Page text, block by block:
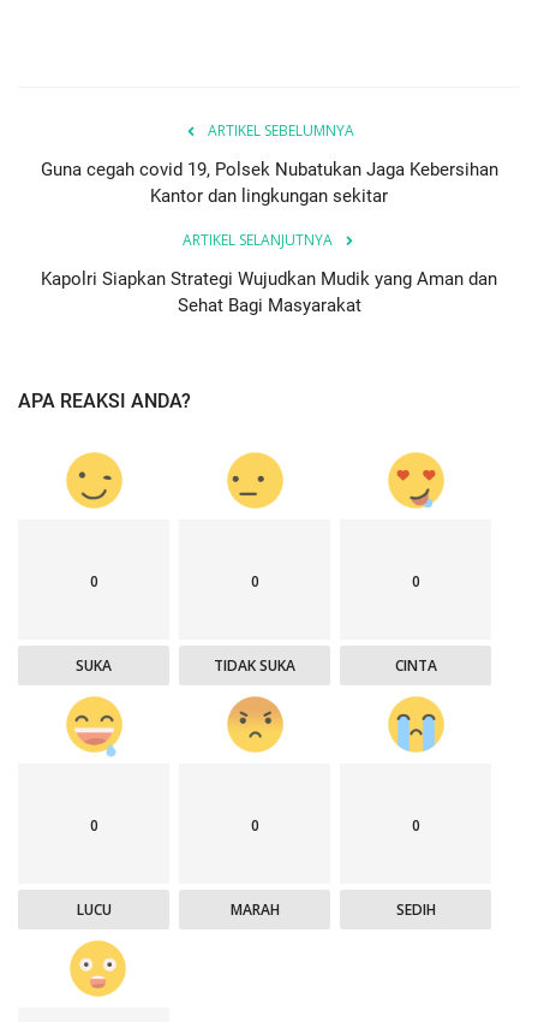
ARTIKEL SEBELUMNYA
Guna cegah covid 19, Polsek Nubatukan Jaga Kebersihan
Kantor dan lingkungan sekitar
ARTIKEL SELANJUTNYA
Kapolri Siapkan Strategi Wujudkan Mudik yang Aman dan
Sehat Bagi Masyarakat
APA REAKSI ANDA?
0
SUKA
0
TIDAK SUKA
0
CINTA
0
LUCU
0
MARAH
0
SEDIH